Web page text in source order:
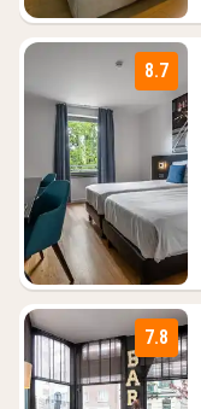
8.7
7.8